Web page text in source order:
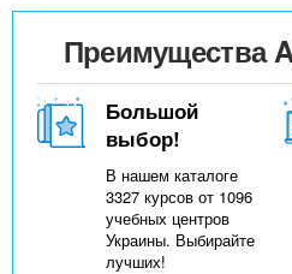
Преимущества
Большой
выбор!
В нашем каталоге
3327 курсов от 1096
учебных центров
Украины. Выбирайте
лучших!